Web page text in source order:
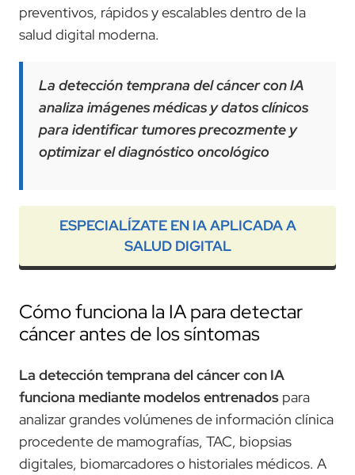
preventivos, rápidos y escalables dentro de la
salud digital moderna.
La detección temprana del cáncer con IA
analiza imágenes médicas y datos clínicos
para identificar tumores precozmente y
optimizar el diagnóstico oncológico
ESPECIALÍZATE EN IA APLICADA A
SALUD DIGITAL
Cómo funciona la IA para detectar
cáncer antes de los síntomas
La detección temprana del cáncer con IA
funciona mediante modelos entrenados para
analizar grandes volúmenes de información clínica
procedente de mamografías, TAC, biopsias
digitales, biomarcadores o historiales médicos. A